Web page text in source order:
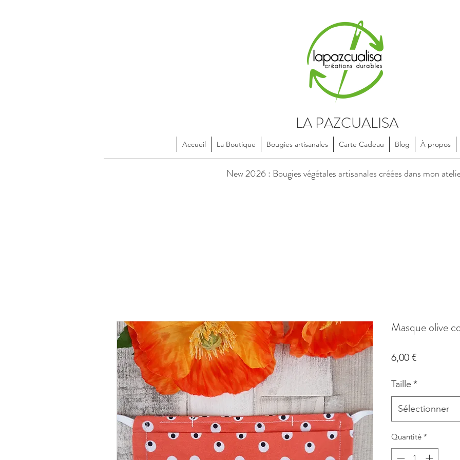
LA PAZCUALISA
Accessoires en textile, dessinés et confectionnés de manière artisanale,
Accueil La Boutique Bougies artisanales Carte Cadeau Blog À propos
New 2026 : Bougies végétales artisanales créées dans mon
Masque olive
6,00 €Prix
Taille *
Sélectionner
Quantité *